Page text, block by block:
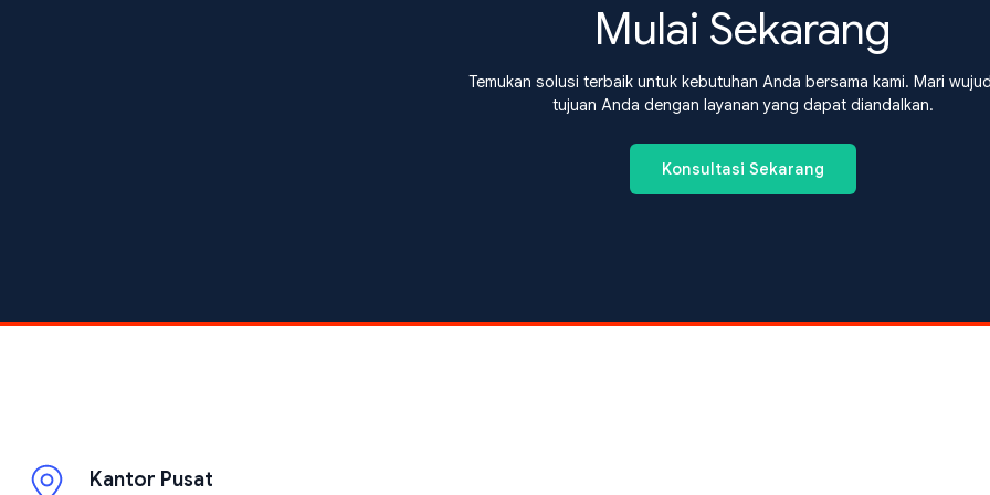
Mulai Sekarang
Temukan solusi terbaik untuk kebutuhan Anda bersama kami. Mari
tujuan Anda dengan layanan yang dapat diandalkan.
Konsultasi Sekarang
Kantor Pusat